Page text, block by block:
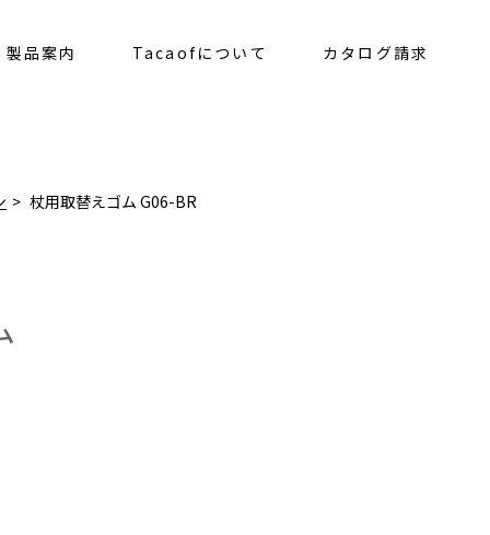
製品案内 Tacaofについて カタログ請求
杖用取替えゴム G06-BR